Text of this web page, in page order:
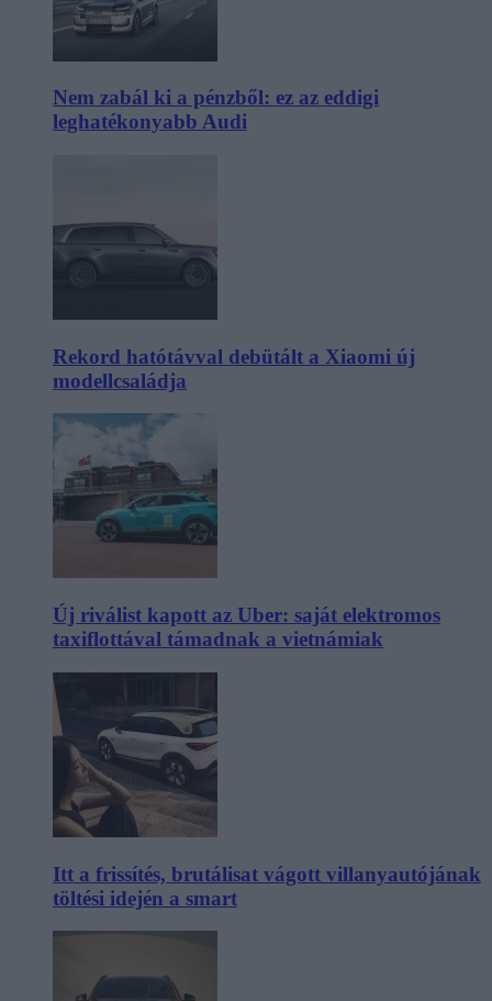
Nem zabál ki a pénzből: ez az eddigi
leghatékonyabb Audi
Rekord hatótávval debütált a Xiaomi új
modellcsaládja
Új riválist kapott az Uber: saját elektromos
taxiflottával támadnak a vietnámiak
Itt a frissítés, brutálisat vágott villanyautójának
töltési idején a smart